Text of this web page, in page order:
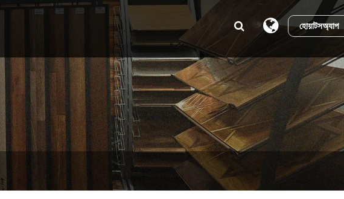
হোয়াটসঅ্যাপ